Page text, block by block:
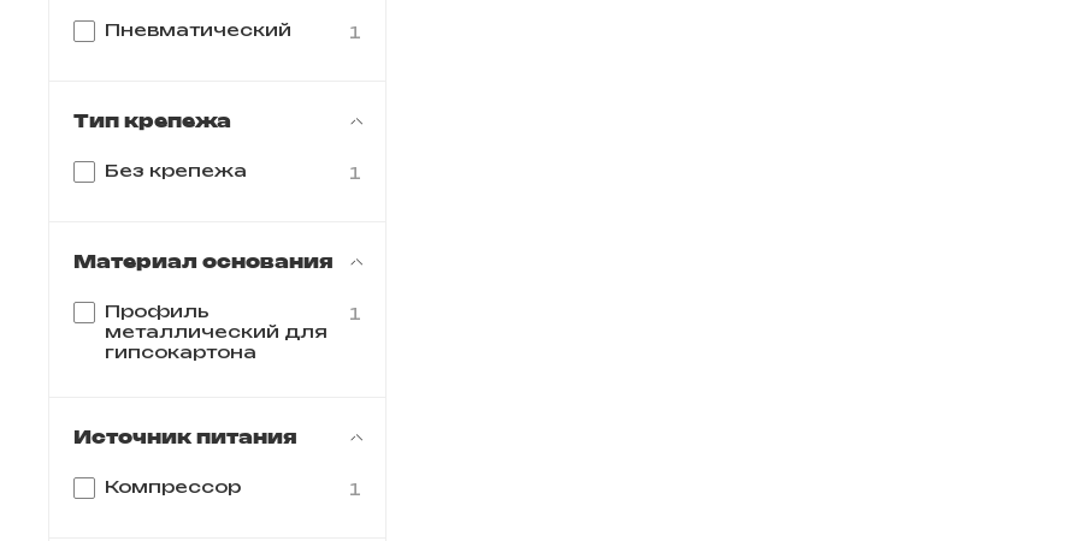
Пневматический 1
Тип крепежа
Без крепежа 1
Материал основания
Профиль
металлический для
гипсокартона
1
Источник питания
Компрессор 1